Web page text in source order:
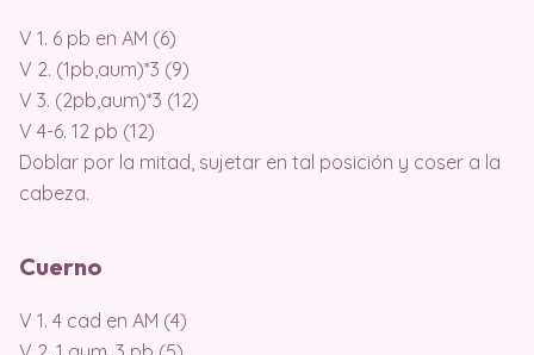
V 1. 6 pb en AM (6)
V 2. (1pb,aum)*3 (9)
V 3. (2pb,aum)*3 (12)
V 4-6. 12 pb (12)
Doblar por la mitad, sujetar en tal posición y coser a la
cabeza.
Cuerno
V 1. 4 cad en AM (4)